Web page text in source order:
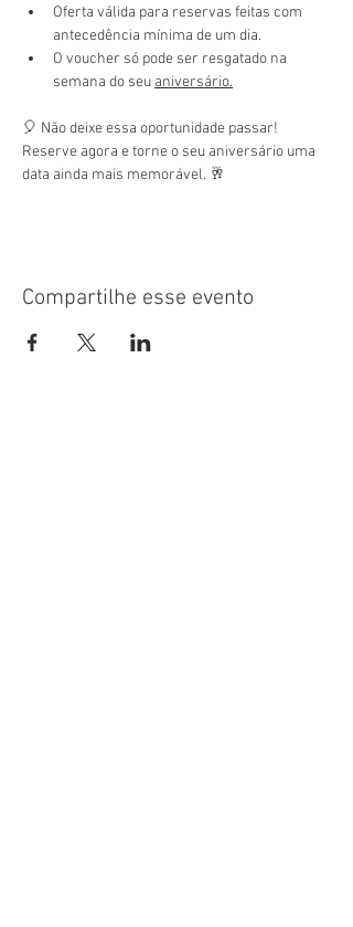
Oferta válida para reservas feitas com
antecedência mínima de um dia.
O voucher só pode ser resgatado na
semana do seu aniversário.
🎈 Não deixe essa oportunidade passar!
Reserve agora e torne o seu aniversário uma
data ainda mais memorável. 🥂
Compartilhe esse evento